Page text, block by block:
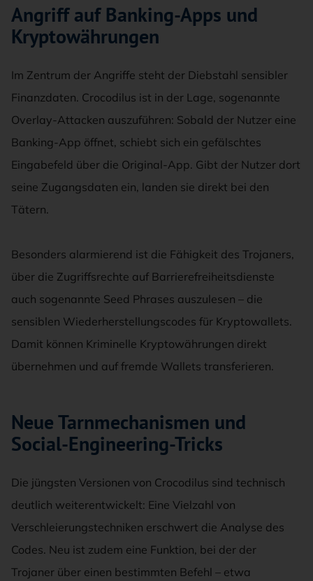
Angriff auf Banking-Apps und
Kryptowährungen
Im Zentrum der Angriffe steht der Diebstahl sensibler
Finanzdaten. Crocodilus ist in der Lage, sogenannte
Overlay-Attacken auszuführen: Sobald der Nutzer eine
Banking-App öffnet, schiebt sich ein gefälschtes
Eingabefeld über die Original-App. Gibt der Nutzer dort
seine Zugangsdaten ein, landen sie direkt bei den
Tätern.
Besonders alarmierend ist die Fähigkeit des Trojaners,
über die Zugriffsrechte auf Barrierefreiheitsdienste
auch sogenannte Seed Phrases auszulesen – die
sensiblen Wiederherstellungscodes für Kryptowallets.
Damit können Kriminelle Kryptowährungen direkt
übernehmen und auf fremde Wallets transferieren.
Neue Tarnmechanismen und
Social-Engineering-Tricks
Die jüngsten Versionen von Crocodilus sind technisch
deutlich weiterentwickelt: Eine Vielzahl von
Verschleierungstechniken erschwert die Analyse des
Codes. Neu ist zudem eine Funktion, bei der der
Trojaner über einen bestimmten Befehl – etwa